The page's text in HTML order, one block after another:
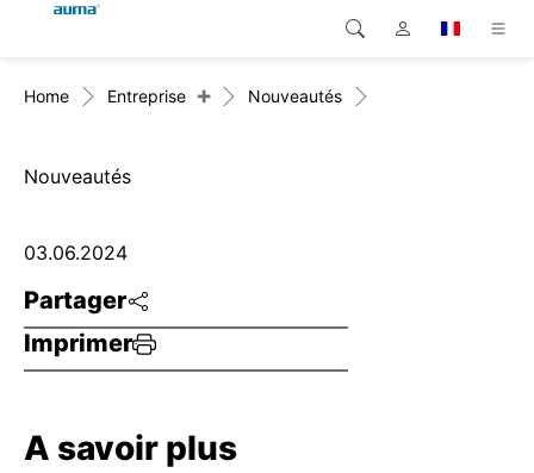
Produits
Solutions
SAV support
Entreprise
Global
Europe
Asie et Océanie
Amérique du Nord
Recherche
Home Entreprise + Nouveautés
Nouveautés
Partager
Imprimer
03.06.2024
A savoir plus